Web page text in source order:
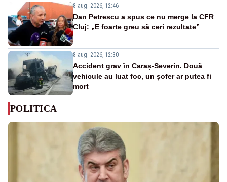
8 aug. 2026, 12:46
Dan Petrescu a spus ce nu merge la CFR
Cluj: „E foarte greu să ceri rezultate”
8 aug. 2026, 12:30
Accident grav în Caraș-Severin. Două
vehicule au luat foc, un șofer ar putea fi
mort
POLITICA